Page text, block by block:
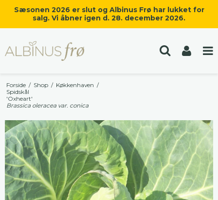
Sæsonen 2026 er slut og Albinus Frø har lukket for
salg. Vi åbner igen d. 28. december 2026.
Forside / Shop / Køkkenhaven /
Spidskål
'Oxheart'
Brassica oleracea var. conica